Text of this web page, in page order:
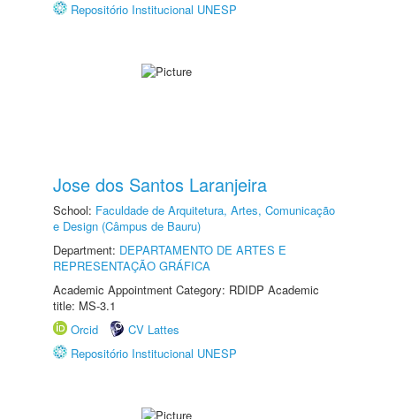
Repositório Institucional UNESP
Jose dos Santos Laranjeira
School: Faculdade de Arquitetura, Artes, Comunicação
e Design (Câmpus de Bauru)
Department: DEPARTAMENTO DE ARTES E
REPRESENTAÇÃO GRÁFICA
Academic Appointment Category: RDIDP Academic
title: MS-3.1
Orcid
CV Lattes
Repositório Institucional UNESP